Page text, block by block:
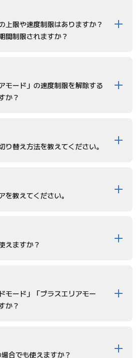
上限や速度制限はありますか？
間制限されますか？
モード」の速度制限を解除する
か？
り替え方法を教えてください。
を教えてください。
えますか？
モード」「プラスエリアモー
か？
合でも使えますか？